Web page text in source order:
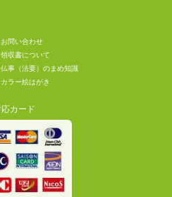
お問い合わせ
領収書について
仏事（法要）のまめ知識
カラー絵はがき
カード